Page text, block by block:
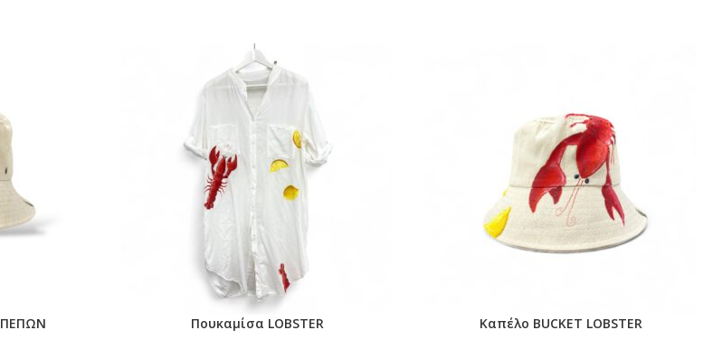
Πουκαμίσα LOBSTER Καπέλο BUCKET LOBSTER